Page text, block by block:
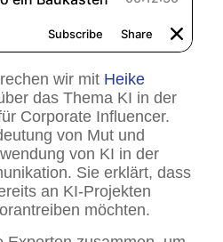
wir mit Heike
das Thema KI in der
Corporate Influencer.
von Mut und
von KI in der
Sie erklärt, dass
an KI-Projekten
möchten.